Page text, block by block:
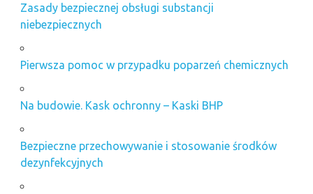
Zasady bezpiecznej obsługi substancji
niebezpiecznych
Pierwsza pomoc w przypadku poparzeń chemicznych
Na budowie. Kask ochronny – Kaski BHP
Bezpieczne przechowywanie i stosowanie środków
dezynfekcyjnych